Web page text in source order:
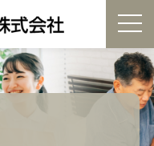
t
g
g
l